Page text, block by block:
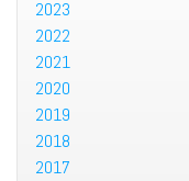
2023
2022
2021
2020
2019
2018
2017